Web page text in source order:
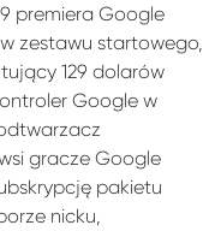
premiera Google
zestawu startowego,
129 dolarów
Google w
gracze Google
pakietu
nicku,